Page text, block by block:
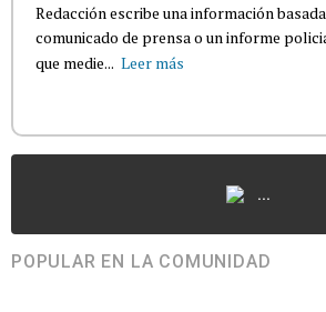
Redacción escribe una información
comunicado de prensa o un informe
que medie... Leer más
...
POPULAR EN LA COMUNIDAD